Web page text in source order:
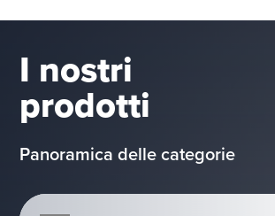
I nostri
prodotti
Panoramica delle categorie